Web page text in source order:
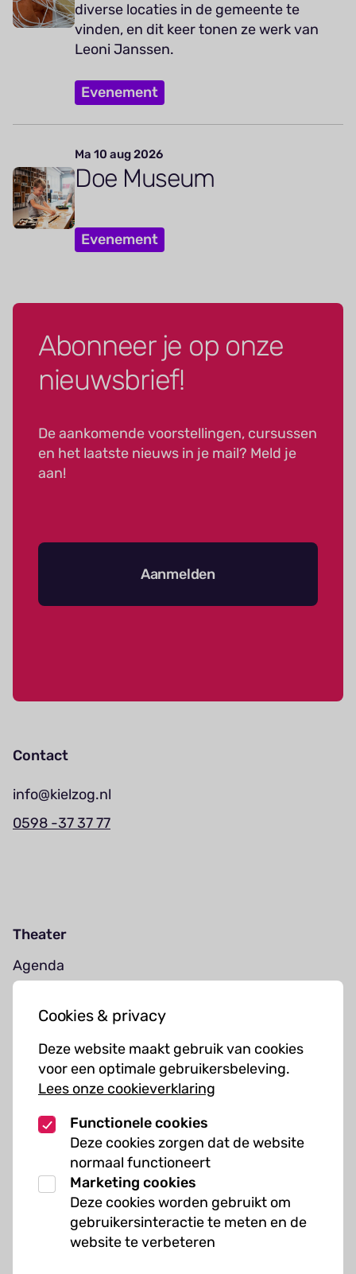
Cookies & privacy
Deze website maakt gebruik van cookies
voor een optimale gebruikersbeleving.
Lees onze cookieverklaring
Functionele cookies
Deze cookies zorgen dat de website
normaal functioneert
Marketing cookies
Deze cookies worden gebruikt om
gebruikersinteractie te meten en de
website te verbeteren
diverse locaties in de gemeente te
vinden, en dit keer tonen ze werk van
Leoni Janssen.
Evenement
Ma 10 aug 2026
Doe Museum
Evenement
Abonneer je op onze
nieuwsbrief!
De aankomende voorstellingen, cursussen
en het laatste nieuws in je mail? Meld je
aan!
Aanmelden
Contact
info@kielzog.nl
0598 -37 37 77
Theater
Agenda
Muziekcursussen
Kunst cursussen
Over ons
Organisatie
Werken bij Kielzog
Veelgestelde vragen